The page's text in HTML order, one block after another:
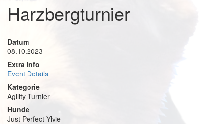
Harzbergturnier
Datum
08.10.2023
Extra Info
Event Details
Kategorie
Agility Turnier
Hunde
Just Perfect Ylvie